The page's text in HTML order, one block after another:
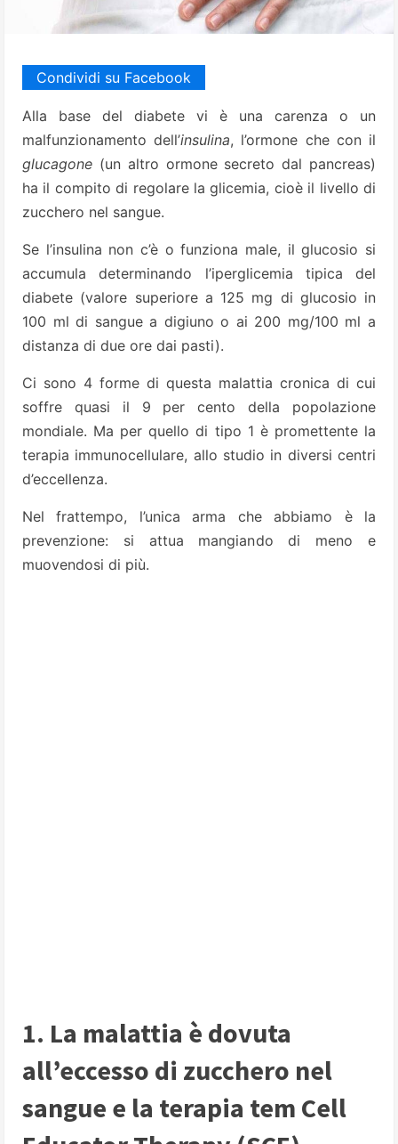
Condividi su Facebook
Alla base del diabete vi è una carenza o un
malfunzionamento dell’insulina, l’ormone che con il
glucagone (un altro ormone secreto dal pancreas)
ha il compito di regolare la glicemia, cioè il livello di
zucchero nel sangue.
Se l’insulina non c’è o funziona male, il glucosio si
accumula determinando l’iperglicemia tipica del
diabete (valore superiore a 125 mg di glucosio in
100 ml di sangue a digiuno o ai 200 mg/100 ml a
distanza di due ore dai pasti).
Ci sono 4 forme di questa malattia cronica di cui
soffre quasi il 9 per cento della popolazione
mondiale. Ma per quello di tipo 1 è promettente la
terapia immunocellulare, allo studio in diversi centri
d’eccellenza.
Nel frattempo, l’unica arma che abbiamo è la
prevenzione: si attua mangiando di meno e
muovendosi di più.
1. La malattia è dovuta
all’eccesso di zucchero nel
sangue e la terapia tem Cell